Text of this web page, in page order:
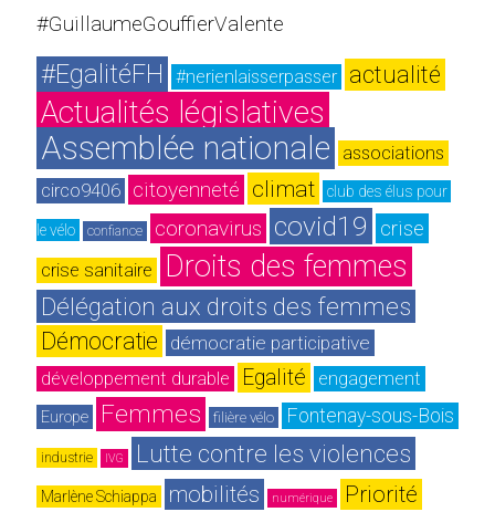
#GuillaumeGouffierValente
#EgalitéFH #nerienlaisserpasser actualité
Actualités législatives
Assemblée nationale
associations
circo9406
citoyenneté climat club des élus pour
le vélo confiance coronavirus covid19 crise
crise sanitaire Droits des femmes
Délégation aux droits des femmes
Démocratie démocratie participative
développement durable Egalité engagement
Europe Femmes filière vélo Fontenay-sous-Bois
industrie IVG Lutte contre les violences
Marlène Schiappa mobilités numérique Priorité